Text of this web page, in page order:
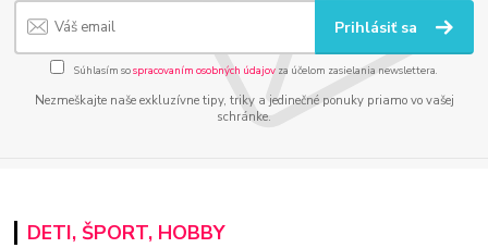
Prihlásiť sa
Súhlasím sospracovaním osobných údajov za účelom zasielania newslettera.
Nezmeškajte naše exkluzívne tipy, triky a jedinečné ponuky priamo vo vašej
schránke.
DETI, ŠPORT, HOBBY